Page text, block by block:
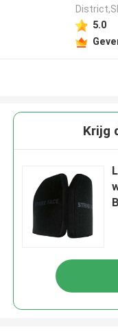
5.0
Krijg